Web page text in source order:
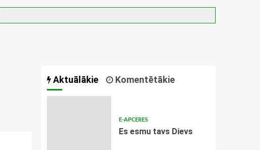
Aktuālākie Komentētākie
E-APCERES
Es esmu tavs Dievs